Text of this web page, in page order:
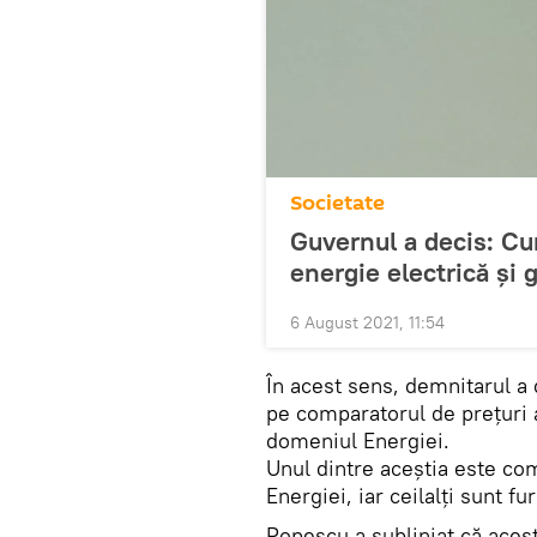
Societate
Guvernul a decis:
energie electrică și
6 August 2021, 11:54
În acest sens, demnitarul
pe comparatorul de
domeniul Energiei.
Unul dintre aceștia este
Energiei, iar ceilalţi sunt